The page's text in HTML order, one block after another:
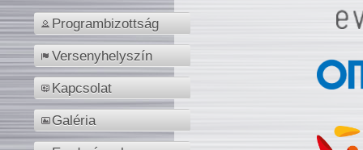
Programbizottság
Versenyhelyszín
Kapcsolat
Galéria